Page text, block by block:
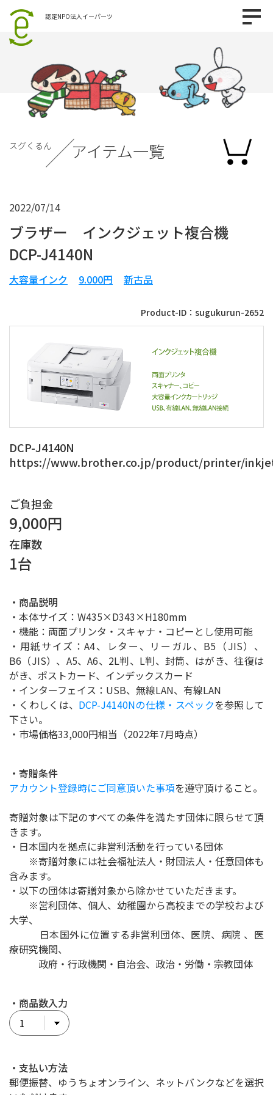
認定NPO法人イーパーツ
スグくるん アイテム一覧
2022/07/14
ブラザー インクジェット複合機
DCP-J4140N
大容量インク 9.000円 新古品
Product-ID：sugukurun-2652
DCP-J4140N
https://www.brother.co.jp/product/printer/
ご負担金
9,000円
在庫数
1台
・商品説明
・本体サイズ：W435×D343×H180mm
・機能：両面プリンタ・スキャナ・コピーとし使用可能
・用紙サイズ：A4、レター、リーガル、B5（JIS）、
B6（JIS）、A5、A6、2L判、L判、封筒、はがき、往復は
がき、ポストカード、インデックスカード
・インターフェイス：USB、無線LAN、有線LAN
・くわしくは、 DCP-J4140Nの仕様・スペックを参照して
下さい。
・市場価格33,000円相当（2022年7月時点）
・寄贈条件
アカウント登録時にご同意頂いた事項を遵守頂けること。
寄贈対象は下記のすべての条件を満たす団体に限らせて頂
きます。
・日本国内を拠点に非営利活動を行っている団体
※寄贈対象には社会福祉法人・財団法人・任意団体も
含みます。
・以下の団体は寄贈対象から除かせていただきます。
※営利団体、個人、幼稚園から高校までの学校および
大学、
日本国外に位置する非営利団体、医院、病院 、医
療研究機関、
政府・行政機関・自治会、政治・労働・宗教団体
・商品数入力
・支払い方法
郵便振替、ゆうちょオンライン、ネットバンクなどを選択